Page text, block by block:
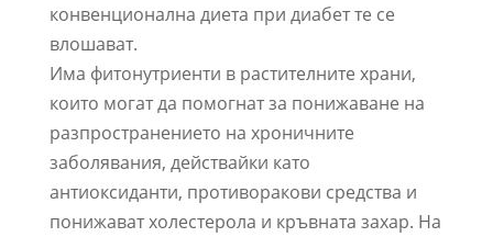
конвенционална диета при диабет те се
влошават.
Има фитонутриенти в растителните храни,
които могат да помогнат за понижаване на
разпространението на хроничните
заболявания, действайки като
антиоксиданти, противоракови средства и
понижават холестерола и кръвната захар. На